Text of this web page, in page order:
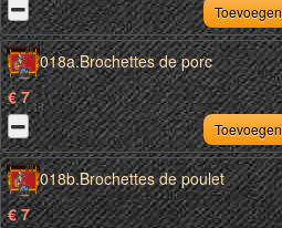
Toevoegen
018a.Brochettes de porc
€ 7
Toevoegen
018b.Brochettes de poulet
€ 7